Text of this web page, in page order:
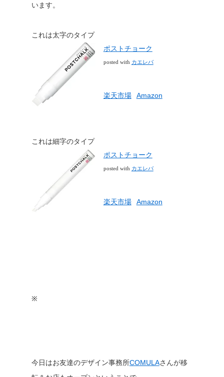
います。
これは太字のタイプ
ポストチョーク
posted with カエレバ
楽天市場 Amazon
これは細字のタイプ
ポストチョーク
posted with カエレバ
楽天市場 Amazon
※
今日はお友達のデザイン事務所COMULAさんが移